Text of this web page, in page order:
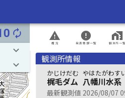
autorenew
keyboard_arrow_down
keyboard_arrow_down
概況
report_problem
発表情報一覧
error
観測所一覧
home_work
観測所情報
かじけだむ
梶毛ダム
やはたがわす
八幡川水系
最新観測値 2026/08/07